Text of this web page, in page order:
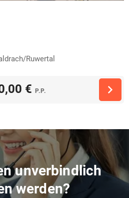
Ruwertal
€ P.P.
unverbindlich
werden?